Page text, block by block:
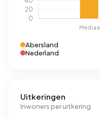
Abersland
Nederland
Uitkeringen
Inwoners per uitkering